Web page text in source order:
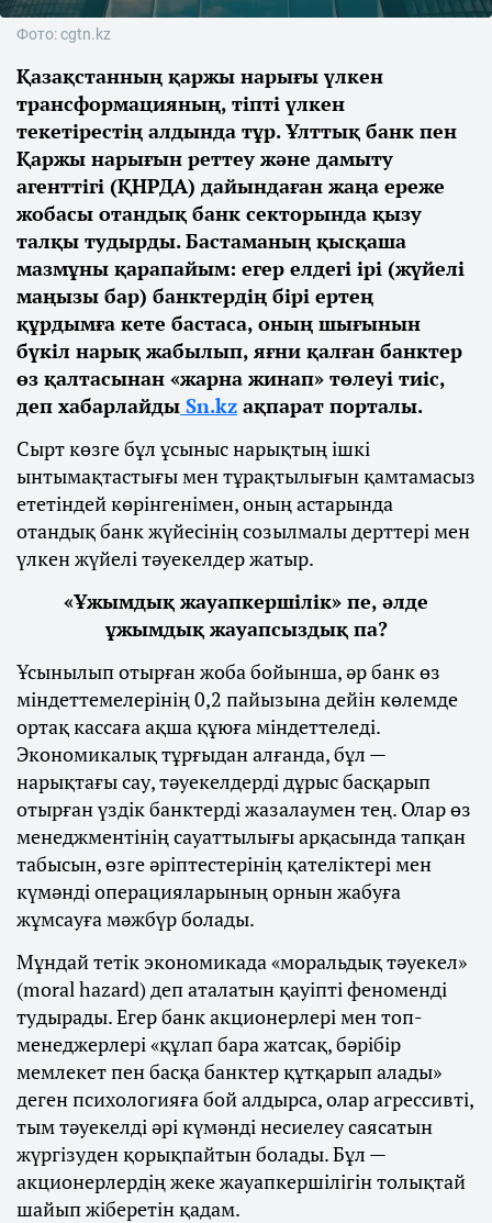
Фото: cgtn.kz
Қазақстанның қаржы нарығы үлкен
трансформацияның, тіпті үлкен
текетірестің алдында тұр. Ұлттық банк пен
Қаржы нарығын реттеу және дамыту
агенттігі (ҚНРДА) дайындаған жаңа ереже
жобасы отандық банк секторында қызу
талқы тудырды. Бастаманың қысқаша
мазмұны қарапайым: егер елдегі ірі (жүйелі
маңызы бар) банктердің бірі ертең
құрдымға кете бастаса, оның шығынын
бүкіл нарық жабылып, яғни қалған банктер
өз қалтасынан «жарна жинап» төлеуі тиіс,
деп хабарлайды Sn.kz ақпарат порталы.
Сырт көзге бұл ұсыныс нарықтың ішкі
ынтымақтастығы мен тұрақтылығын қамтамасыз
ететіндей көрінгенімен, оның астарында
отандық банк жүйесінің созылмалы дерттері мен
үлкен жүйелі тәуекелдер жатыр.
«Ұжымдық жауапкершілік» пе, әлде
ұжымдық жауапсыздық па?
Ұсынылып отырған жоба бойынша, әр банк өз
міндеттемелерінің 0,2 пайызына дейін көлемде
ортақ кассаға ақша құюға міндеттеледі.
Экономикалық тұрғыдан алғанда, бұл —
нарықтағы сау, тәуекелдерді дұрыс басқарып
отырған үздік банктерді жазалаумен тең. Олар өз
менеджментінің сауаттылығы арқасында тапқан
табысын, өзге әріптестерінің қателіктері мен
күмәнді операцияларының орнын жабуға
жұмсауға мәжбүр болады.
Мұндай тетік экономикада «моральдық тәуекел»
(moral hazard) деп аталатын қауіпті феноменді
тудырады. Егер банк акционерлері мен топ-
менеджерлері «құлап бара жатсақ, бәрібір
мемлекет пен басқа банктер құтқарып алады»
деген психологияға бой алдырса, олар агрессивті,
тым тәуекелді әрі күмәнді несиелеу саясатын
жүргізуден қорықпайтын болады. Бұл —
акционерлердің жеке жауапкершілігін толықтай
шайып жіберетін қадам.